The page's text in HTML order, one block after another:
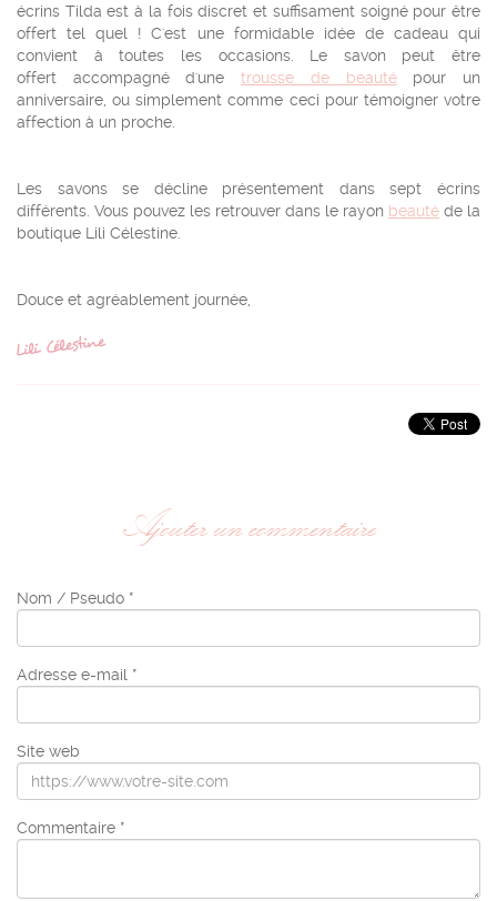
écrins Tilda est à la fois discret et suffisament soigné pour être
offert tel quel ! C'est une formidable idée de cadeau qui
convient à toutes les occasions. Le savon peut être
offert accompagné d'unetrousse de beautépour un
anniversaire, ou simplement comme ceci pour témoigner votre
affection à un proche.
Les savons se décline présentement dans sept écrins
différents. Vous pouvez les retrouver dans le rayon beauté de la
boutique Lili Célestine.
Douce et agréablement journée,
Ajouter un commentaire
Nom / Pseudo *
Adresse e-mail *
Site web
Commentaire *